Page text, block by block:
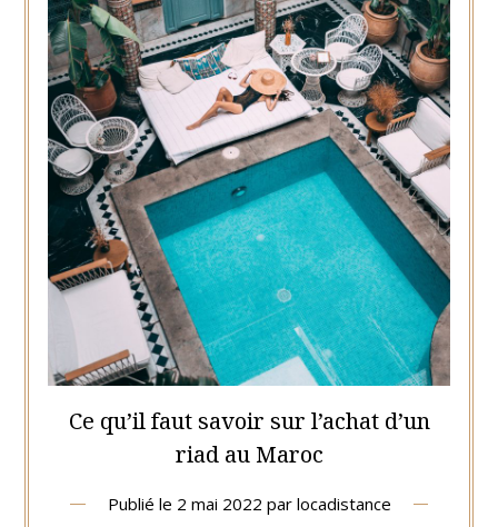
Ce qu’il faut savoir sur l’achat d’un
riad au Maroc
Publié le 2 mai 2022 par locadistance